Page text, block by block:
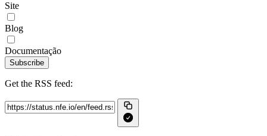
Site
Blog
Documentação
Subscribe
Get the RSS feed: